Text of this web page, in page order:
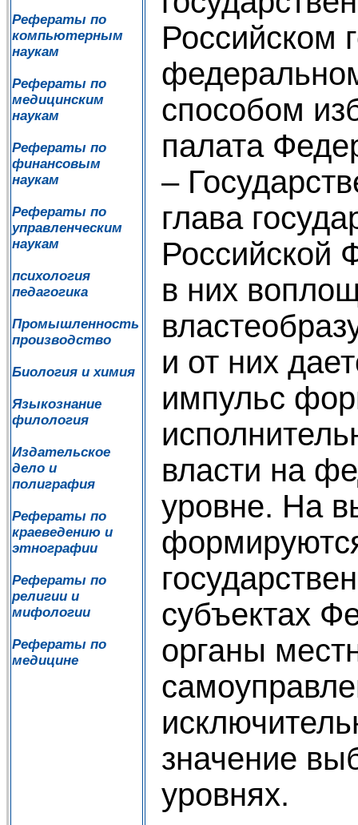
Рефераты по
компьютерным
наукам
Рефераты по
медицинским
наукам
Рефераты по
финансовым
наукам
Рефераты по
управленческим
наукам
психология
педагогика
Промышленность
производство
Биология и химия
Языкознание
филология
Издательское
дело и
полиграфия
Рефераты по
краеведению и
этнографии
Рефераты по
религии и
мифологии
Рефераты по
медицине
Российском
способом
палата
–
глава
Российской
в них
и от них
импульс
власти на
уровне. На
субъектах
органы
значение
уровнях.